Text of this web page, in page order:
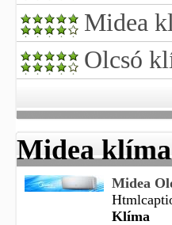
Midea
Olcsó
Midea
Midea
Klíma